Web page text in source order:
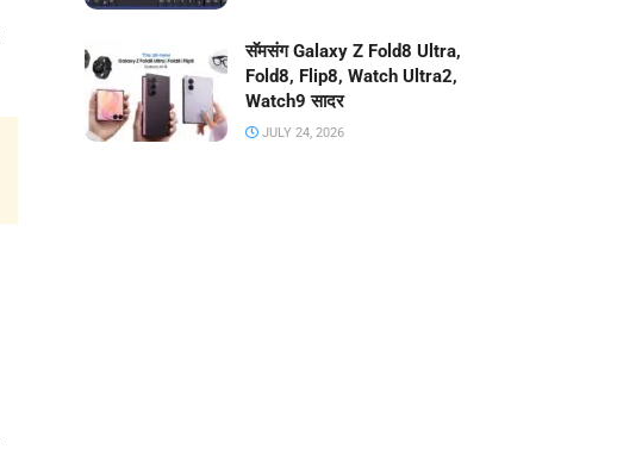
सॅमसंग Galaxy Z Fold8 Ultra,
Fold8, Flip8, Watch Ultra2,
Watch9 सादर
JULY 24, 2026